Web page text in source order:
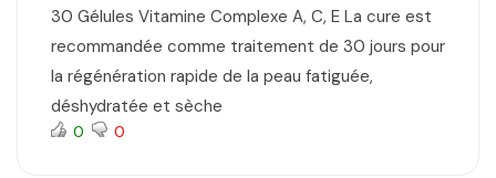
30 Gélules Vitamine Complexe A, C, E La cure est
recommandée comme traitement de 30 jours pour
la régénération rapide de la peau fatiguée,
déshydratée et sèche
0 0